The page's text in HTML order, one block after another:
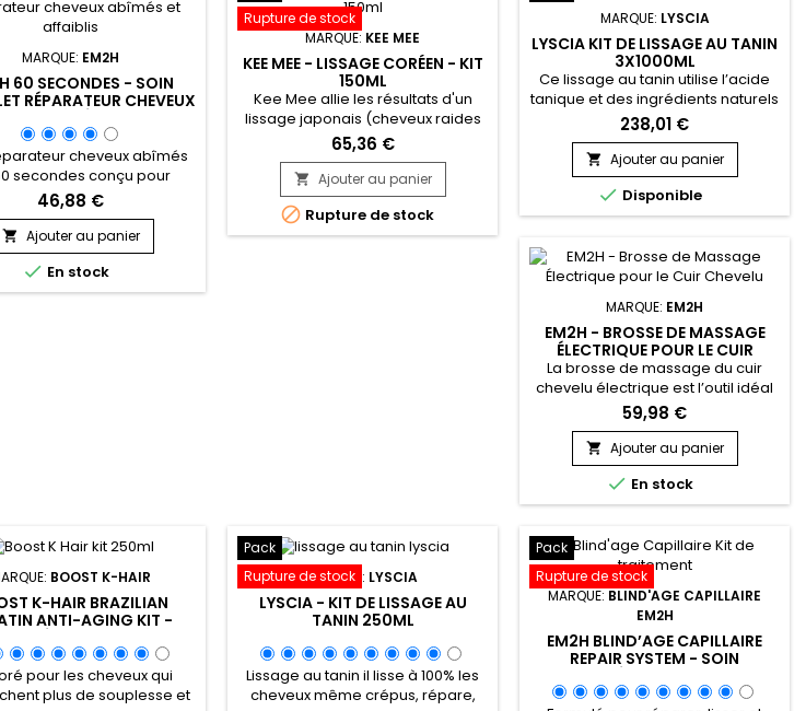
MARQUE: EM2H
60 SECONDES - SOIN
RÉPARATEUR CHEVEUX
cheveux abîmés
secondes conçu pour
et réparer en
les cheveux abîmés et
Le&nbsp; kit Em2h 60
Smart Solution comble,
la fibre de l'intérieur et
en douceur les cheveux.
46,88 €
 Ajouter au panier
 En stock
Rupture de stock
MARQUE: KEE MEE
KEE MEE - LISSAGE CORÉEN - KIT
150ML
Kee Mee allie les résultats d'un
lissage japonais (cheveux raides
jusqu'à 6 mois !) et ceux d'un
lissage brésilien (réparation totale
du cheveu).&nbsp; Il peut être
utilisé sur cheveux colorés,
naturels, décolorés, méchés
même abîmés.&nbsp; Le lissage
65,36 €
 Ajouter au panier
 Rupture de stock
MARQUE: LYSCIA
LYSCIA KIT DE LISSAGE AU TANIN
3X1000ML
Ce lissage au tanin utilise l’acide
tanique et des ingrédients naturels
pour lisser à 100% les cheveux, les
réparer, les hydrater en
profondeur leur donner
maniabilité brillance et souplesse.
Pour tout de cheveux Lyscia
lissage au tanin est formulé avec
pour sa capacité à renforcer la
structure capillaire et à
238,01 €
 Ajouter au panier
 Disponible
MARQUE: EM2H
EM2H - BROSSE DE MASSAGE
ÉLECTRIQUE POUR LE CUIR
CHEVELU
La brosse de massage du cuir
chevelu électrique est l’outil idéal
pour stimuler la microcirculation,
favoriser la pousse des cheveux et
offrir un moment de détente
capillaire. Grâce à ses vibrations
électriques, elle active la
circulation sanguine, renforce les
éliminant l’excès de sébum et les
impuretés. Son design...
59,98 €
 Ajouter au panier
 En stock
BOOST K-HAIR
K-HAIR BRAZILIAN
ANTI-AGING KIT -
250ML
pour les cheveux qui
plus de souplesse et
Pack
Rupture de stock
MARQUE: LYSCIA
LYSCIA - KIT DE LISSAGE AU
TANIN 250ML
Lissage au tanin il lisse à 100% les
cheveux même crépus, répare,
Pack
Rupture de stock
MARQUE: BLIND'AGE CAPILLAIRE
EM2H
EM2H BLIND’AGE CAPILLAIRE
REPAIR SYSTEM - SOIN